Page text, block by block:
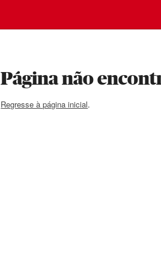
Página não
Regresse à página inicial.